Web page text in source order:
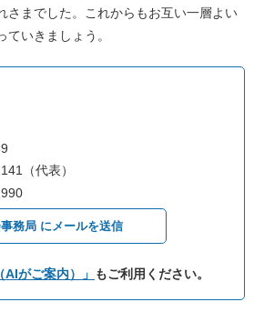
さまでした。これからもお互い一層よい
いきましょう。
（代表）
務局 にメールを送信
AIがご案内）」 もご利用ください。